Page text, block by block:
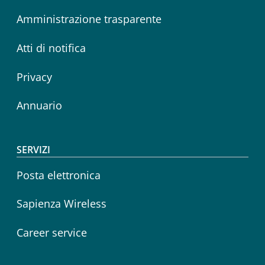
Amministrazione trasparente
Atti di notifica
Privacy
Annuario
SERVIZI
Posta elettronica
Sapienza Wireless
Career service